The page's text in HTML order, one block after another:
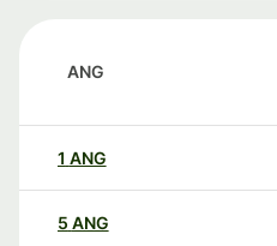
ANG
1 ANG
5 ANG